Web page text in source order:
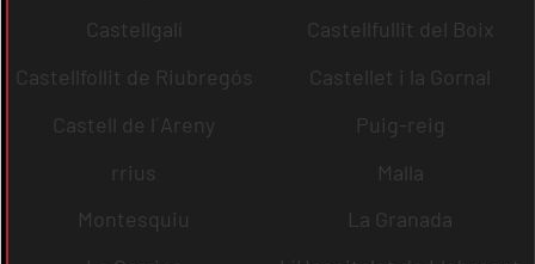
Castellgalí
Castellfullit del Boix
Castellfollit de Riubregós
Castellet i la Gornal
Castell de l´Areny
Puig-reig
rrius
Malla
Montesquiu
La Granada